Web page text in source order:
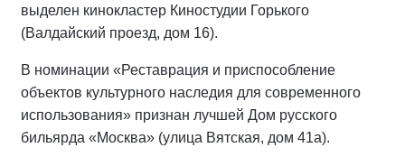
выделен кинокластер Киностудии Горького
(Валдайский проезд, дом 16).
В номинации «Реставрация и приспособление
объектов культурного наследия для современного
использования» признан лучшей Дом русского
бильярда «Москва» (улица Вятская, дом 41а).